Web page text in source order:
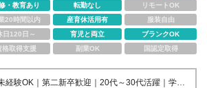
・教育あり 転勤なし
リモートOK
20時間以内 産育休活用有
服装自由
日120日～ 育児と両立
ブランクOK
格取得支援 副業OK 国認定取得
経験OK｜第二新卒歓迎｜20代～30代活躍｜学歴